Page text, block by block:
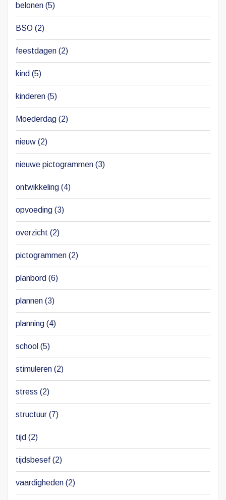
belonen (5)
BSO (2)
feestdagen (2)
kind (5)
kinderen (5)
Moederdag (2)
nieuw (2)
nieuwe pictogrammen (3)
ontwikkeling (4)
opvoeding (3)
overzicht (2)
pictogrammen (2)
planbord (6)
plannen (3)
planning (4)
school (5)
stimuleren (2)
stress (2)
structuur (7)
tijd (2)
tijdsbesef (2)
vaardigheden (2)